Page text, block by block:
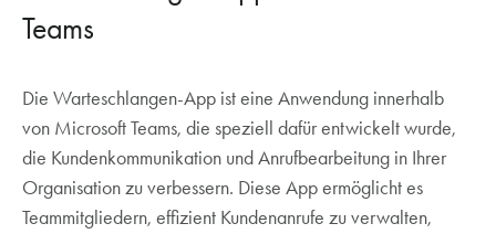
Teams
Die Warteschlangen-App ist eine Anwendung innerhalb
von Microsoft Teams, die speziell dafür entwickelt wurde,
die Kundenkommunikation und Anrufbearbeitung in Ihrer
Organisation zu verbessern. Diese App ermöglicht es
Teammitgliedern, effizient Kundenanrufe zu verwalten,